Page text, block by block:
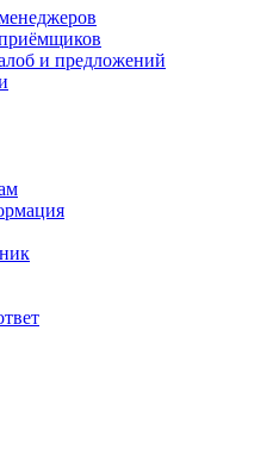
и предложений